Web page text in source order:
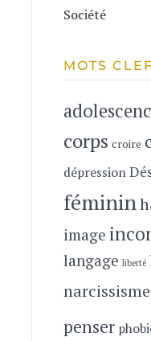
Société
MOTS
corps croire
dépression
féminin
image
langage liberté
narcissisme
penser